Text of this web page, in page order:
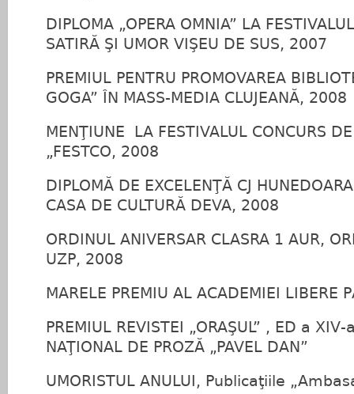
DIPLOMA „OPERA OMNIA” LA
SATIRĂ ŞI UMOR VIŞEU DE SUS, 2007
PREMIUL PENTRU PROMOVAREA
GOGA” ÎN MASS‑MEDIA CLUJEANĂ, 2008
MENŢIUNE LA FESTIVALUL CONCURS
„FESTCO, 2008
DIPLOMĂ DE EXCELENŢĂ CJ
CASA DE CULTURĂ DEVA, 2008
ORDINUL ANIVERSAR CLASRA 1 AUR,
UZP, 2008
MARELE PREMIU AL ACADEMIEI LIBERE
PREMIUL REVISTEI „ORAŞUL” , ED a
NAŢIONAL DE PROZĂ „PAVEL DAN”
UMORISTUL ANULUI, Publicaţiile